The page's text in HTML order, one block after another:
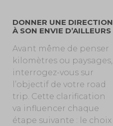
DONNER UNE DIRECTION
À SON ENVIE D’AILLEURS
Avant même de penser
kilomètres ou paysages,
interrogez-vous sur
l’objectif de votre road
trip. Cette clarification
va influencer chaque
étape suivante : le choix